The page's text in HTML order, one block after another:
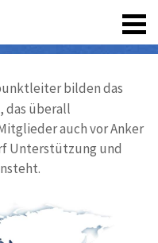
bilden das
das überall
auch vor Anker
Unterstützung und